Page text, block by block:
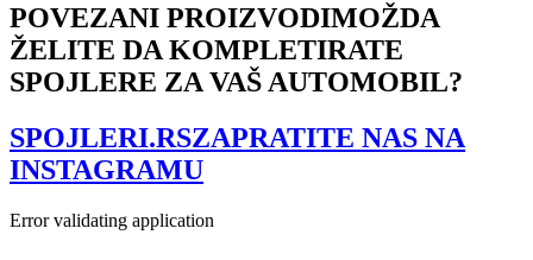
1
F20/F21
M-
Power
vertical
bars)
količina
POVEZANI PROIZVODIMOŽDA
ŽELITE DA KOMPLETIRATE
SPOJLERE ZA VAŠ AUTOMOBIL?
SPOJLERI.RSZAPRATITE NAS NA
INSTAGRAMU
Error validating application